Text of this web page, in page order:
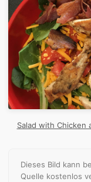
Salad with Chicken
Dieses Bild kann
Quelle kostenlos